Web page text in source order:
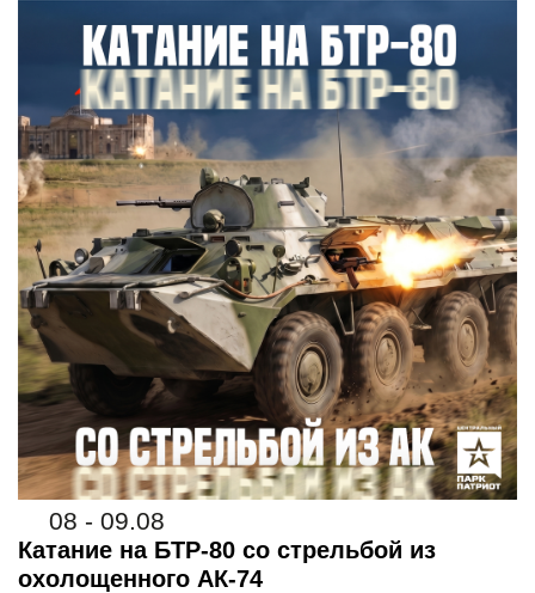
08 - 09.08
Катание на БТР-80 со стрельбой из
охолощенного АК-74